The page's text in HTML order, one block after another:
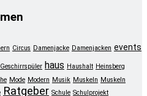
Circus Damenjacke Damenjacken events
Geschirrspüler haus Haushalt Heinsberg
Mode Modern Musik Muskeln Muskeln
Ratgeber Schule Schulprojekt